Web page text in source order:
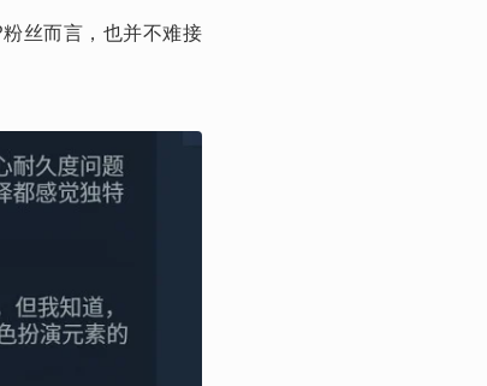
丝而言，也并不难接